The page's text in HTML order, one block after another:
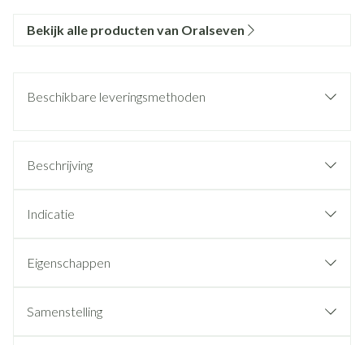
Bekijk alle producten van Oralseven
Beschikbare leveringsmethoden
Beschrijving
Indicatie
Eigenschappen
Samenstelling